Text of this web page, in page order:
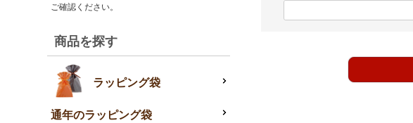
ご確認ください。
商品を探す
ラッピング袋
通年のラッピング袋
須
)